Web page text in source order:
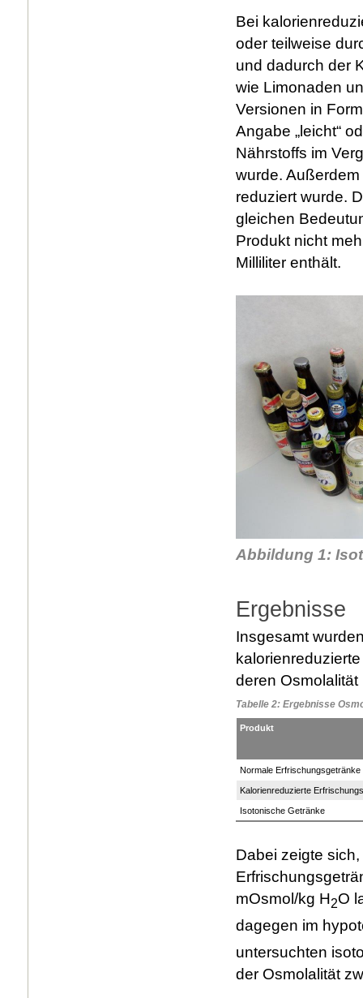
Bei
oder teilweise
und dadurch der
wie Limonaden
Versionen in Form
Angabe „leicht“
Nährstoffs im
wurde.
reduziert wurde.
gleichen
Produkt nicht
Milliliter enthält.
Abbildung 1:
Ergebnisse
Insgesamt
deren Osmolalität
Tabelle 2: Ergebnisse
Produkt
Normale Erfrischungsgetränke
Kalorienreduzierte
Isotonische Getränke
Dabei zeigte
mOsmol/kg H2O
dagegen im
untersuchten
der Osmolalität